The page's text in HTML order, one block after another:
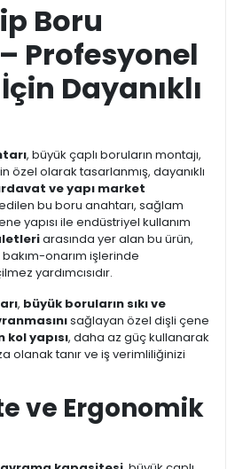
Boru
Profesyonel
Dayanıklı
, büyük çaplı boruların montajı,
özel olarak tasarlanmış, dayanıklı
ve yapı market
bu boru anahtarı, sağlam
yapısı ile endüstriyel kullanım
arasında yer alan bu ürün,
onarım işlerinde
yardımcısıdır.
, büyük boruların sıkı ve
sağlayan özel dişli çene
kol yapısı, daha az güç kullanarak
olanak tanır ve iş verimliliğinizi
ve Ergonomik